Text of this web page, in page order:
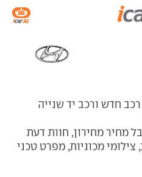
חדש ורכב יד שנייה
מחיר מחירון, חוות דעת
מכוניות, מפרט טכני